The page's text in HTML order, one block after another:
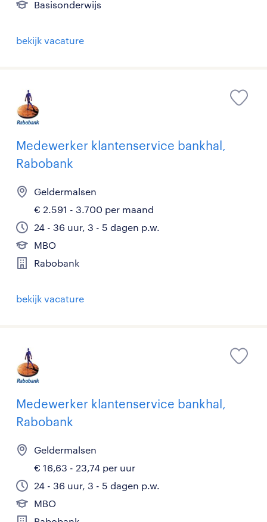
Basisonderwijs
bekijk vacature
Medewerker klantenservice bankhal,
Rabobank
Geldermalsen
€ 2.591 - 3.700 per maand
24 - 36 uur, 3 - 5 dagen p.w.
MBO
Rabobank
bekijk vacature
Medewerker klantenservice bankhal,
Rabobank
Geldermalsen
€ 16,63 - 23,74 per uur
24 - 36 uur, 3 - 5 dagen p.w.
MBO